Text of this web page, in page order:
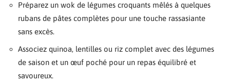
Préparez un wok de légumes croquants mêlés à quelques
rubans de pâtes complètes pour une touche rassasiante
sans excès.
Associez quinoa, lentilles ou riz complet avec des légumes
de saison et un œuf poché pour un repas équilibré et
savoureux.